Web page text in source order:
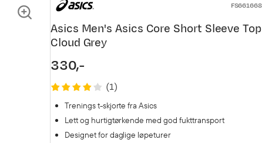
FS661668
Asics Men's Asics Core Short Sleeve Top
Cloud Grey
price
330,-
(1)
Trenings t-skjorte fra Asics
Lett og hurtigtørkende med god fukttransport
Designet for daglige løpeturer